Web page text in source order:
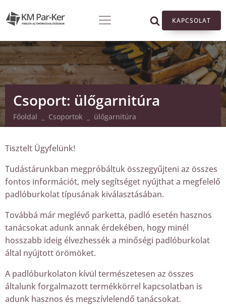
KAPCSOLAT
Csoport: ülőgarnitúra
Főoldal Csoportok ülőgarnitúra
Tisztelt Ügyfelünk!
Tudástárunkban megpróbáltuk összegyűjteni az összes
fontos információt, mely segítséget nyújthat a megfelelő
padlóburkolat típusának kiválasztásában.
Továbbá már meglévő parketta, padló esetén hasznos
tanácsokat adunk annak érdekében, hogy minél
hosszabb ideig élvezhessék a minőségi padlóburkolat
által nyújtott örömöket.
A padlóburkolaton kívül természetesen az összes
általunk forgalmazott termékkörrel kapcsolatban is
adunk hasznos és megszívlelendő tanácsokat.